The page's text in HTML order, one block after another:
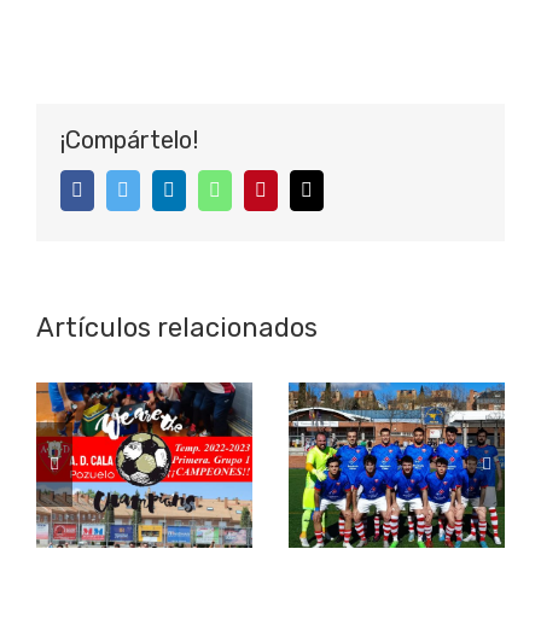
¡Compártelo!
FacebookTwitter LinkedInWhatsAppPinterest
electrónico
Artículos relacionados
2022-2023
Jornada 25.
A.D. CALA
Pozuelo «A» –
C.D. Villanueva
2022-2023
Jornada 18.
A.D. CALA
Pozuelo «A» –
A.D. Fundación